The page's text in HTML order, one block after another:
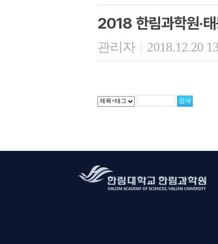
2018 한림과학원·
관리자 | 2018.12.20